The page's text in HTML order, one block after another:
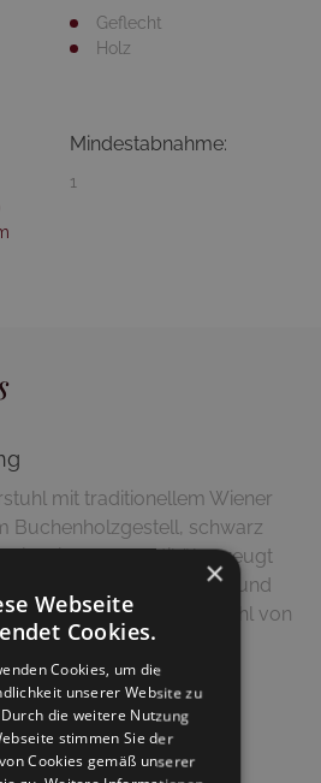
Geflecht
Holz
Mindestabnahme:
1
mit traditionellem Wiener
Buchenholzgestell, schwarz
im Jugendstil überzeugt
das geringe Gewicht und
Artikel ist in einer Vielzahl von
Geflecht
×
Webseite
Cookies.
Cookies, um die
unserer Website zu
die weitere Nutzung
stimmen Sie der
Cookies gemäß unserer